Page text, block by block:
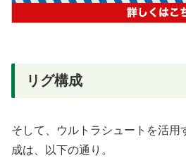
リグ構成
そして、ウルトラシュートを活用
成は、以下の通り。